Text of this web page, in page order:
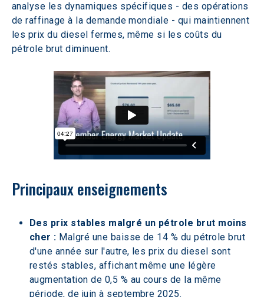
analyse les dynamiques spécifiques - des opérations
de raffinage à la demande mondiale - qui maintiennent
les prix du diesel fermes, même si les coûts du
pétrole brut diminuent.
Principaux enseignements
Des prix stables malgré un pétrole brut moins
cher : Malgré une baisse de 14 % du pétrole brut
d'une année sur l'autre, les prix du diesel sont
restés stables, affichant même une légère
augmentation de 0,5 % au cours de la même
période, de juin à septembre 2025.